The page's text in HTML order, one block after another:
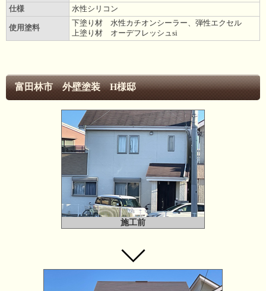
仕様
水性シリコン
使用塗料
下塗り材 水性カチオンシーラー、弾性エクセル
上塗り材 オーデフレッシュsi
富田林市 外壁塗装 H様邸
施工前